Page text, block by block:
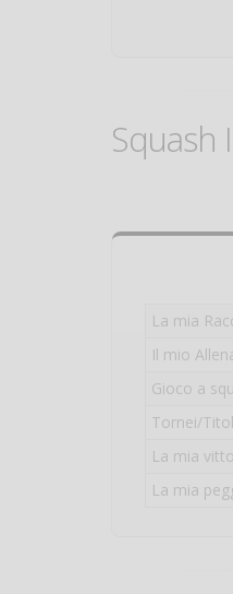
Squash
La mia
Il mio
Gioco a
Tornei/
La mia
La mia